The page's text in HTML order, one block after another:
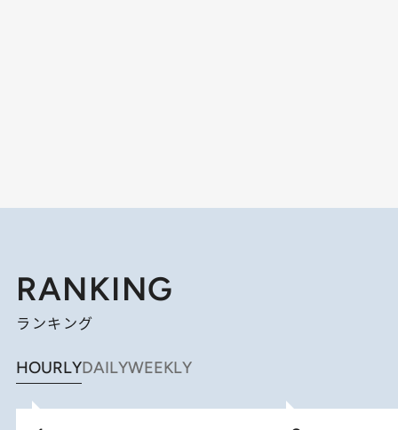
RANKING
ランキング
HOURLYDAILYWEEKLY